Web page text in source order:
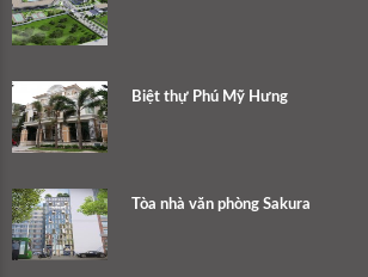
Biệt thự Phú Mỹ Hưng
Tòa nhà văn phòng Sakura